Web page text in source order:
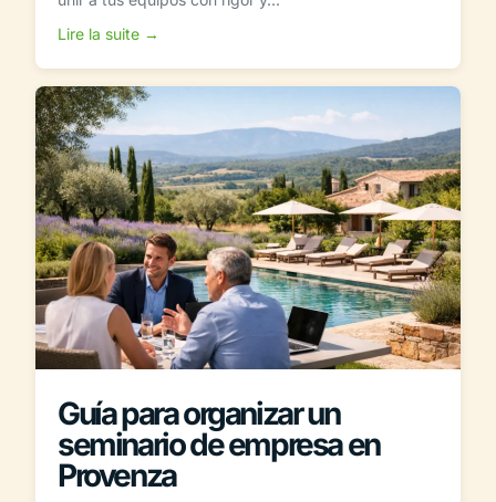
Lire la suite →
Guía para organizar un
seminario de empresa en
Provenza